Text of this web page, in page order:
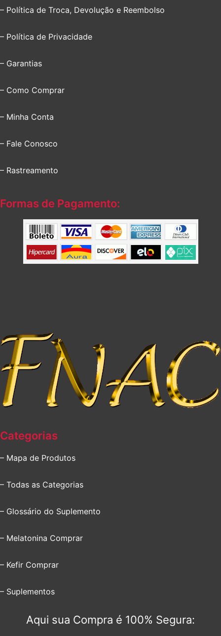
– Política de Troca, Devolução e Reembolso
– Política de Privacidade
– Garantias
– Como Comprar
– Minha Conta
– Fale Conosco
– Rastreamento
Formas de Pagamento:
Categorias
– Mapa de Produtos
– Todas as Categorias
– Glossário do Suplemento
– Melatonina Comprar
– Kefir Comprar
– Suplementos
Aqui sua Compra é 100% Segura: